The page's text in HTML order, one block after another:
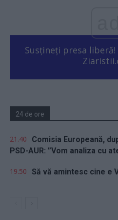
Susțineți presa
24 de ore
21.40
Comisia Europeană,
PSD-AUR: ”Vom analiza cu
19.50 Să vă amintesc cine e